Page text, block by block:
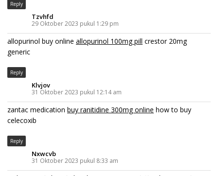
Reply
Tzvhfd
29 Oktober 2023 pukul 1:29 pm
allopurinol buy online allopurinol 100mg pill crestor 20mg
generic
Reply
Klvjov
31 Oktober 2023 pukul 12:14 am
zantac medication buy ranitidine 300mg online how to buy
celecoxib
Reply
Nxwcvb
31 Oktober 2023 pukul 8:33 am